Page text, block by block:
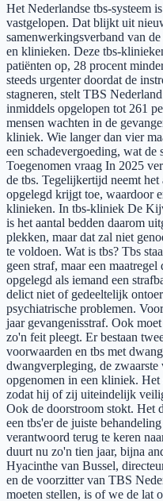
Het Nederlandse tbs-systeem
vastgelopen. Dat blijkt uit
samenwerkingsverband van
en klinieken. Deze tbs-
patiënten op, 28 procent
steeds urgenter doordat de
stagneren, stelt TBS
inmiddels opgelopen tot 261
mensen wachten in de
kliniek. Wie langer dan vier
een schadevergoeding, wat de
Toegenomen vraag In 2025
de tbs. Tegelijkertijd neemt het
opgelegd krijgt toe, waardoor
klinieken. In tbs-kliniek De
is het aantal bedden daarom
plekken, maar dat zal niet
te voldoen. Wat is tbs? Tbs
geen straf, maar een
opgelegd als iemand een
delict niet of gedeeltelijk
psychiatrische problemen.
jaar gevangenisstraf. Ook
zo'n feit pleegt. Er bestaan
voorwaarden en tbs met
dwangverpleging, de
opgenomen in een kliniek. Het
zodat hij of zij uiteindelijk
Ook de doorstroom stokt. Het
een tbs'er de juiste
verantwoord terug te keren
duurt nu zo'n tien jaar, bijna
Hyacinthe van Bussel,
en de voorzitter van TBS
moeten stellen, is of we de lat